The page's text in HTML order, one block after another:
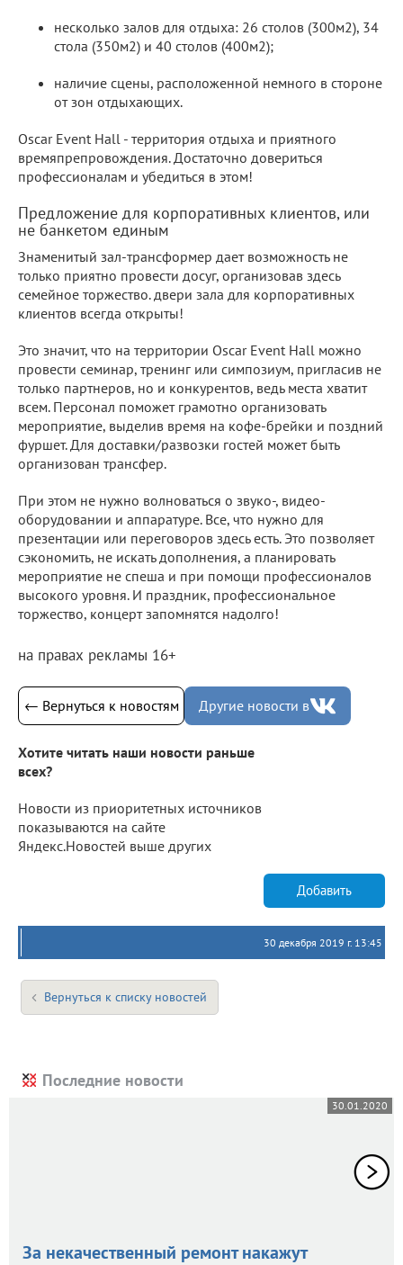
несколько залов для отдыха: 26 столов (300м2), 34
стола (350м2) и 40 столов (400м2);
наличие сцены, расположенной немного в стороне
от зон отдыхающих.
Oscar Event Hall - территория отдыха и приятного
времяпрепровождения. Достаточно довериться
профессионалам и убедиться в этом!
Предложение для корпоративных клиентов, или
не банкетом единым
Знаменитый зал-трансформер дает возможность не
только приятно провести досуг, организовав здесь
семейное торжество. двери зала для корпоративных
клиентов всегда открыты!
Это значит, что на территории Oscar Event Hall можно
провести семинар, тренинг или симпозиум, пригласив не
только партнеров, но и конкурентов, ведь места хватит
всем. Персонал поможет грамотно организовать
мероприятие, выделив время на кофе-брейки и поздний
фуршет. Для доставки/развозки гостей может быть
организован трансфер.
При этом не нужно волноваться о звуко-, видео-
оборудовании и аппаратуре. Все, что нужно для
презентации или переговоров здесь есть. Это позволяет
сэкономить, не искать дополнения, а планировать
мероприятие не спеша и при помощи профессионалов
высокого уровня. И праздник, профессиональное
торжество, концерт запомнятся надолго!
на правах рекламы 16+
← Вернуться к новостям Другие новости в
Хотите читать наши новости раньше
всех?
Новости из приоритетных источников
показываются на сайте
Яндекс.Новостей выше других
Добавить
30 декабря 2019 г. 13:45
Вернуться к списку новостей
Последние новости
30.01.2020
За некачественный ремонт накажут